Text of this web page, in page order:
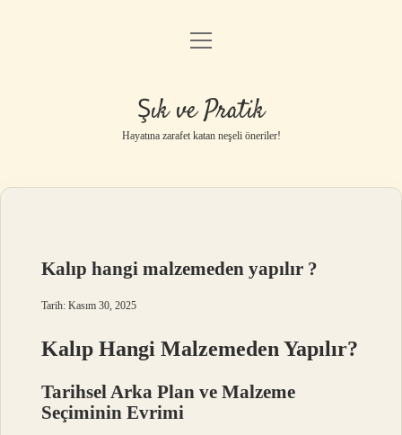
Anasayfa
Yasal Uyarı
menüyü
Şık ve Pratik
Hayatına zarafet katan neşeli öneriler!
Kalıp hangi malzemeden yapılır ?
Tarih: Kasım 30, 2025
Kalıp Hangi Malzemeden Yapılır?
Tarihsel Arka Plan ve Malzeme
Seçiminin Evrimi